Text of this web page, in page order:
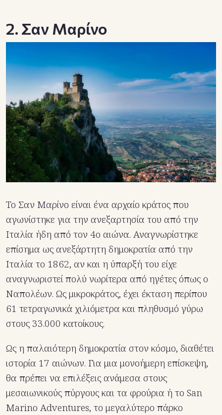
2. Σαν Μαρίνο
Το Σαν Μαρίνο είναι ένα αρχαίο κράτος που
αγωνίστηκε για την ανεξαρτησία του από την
Ιταλία ήδη από τον 4ο αιώνα. Αναγνωρίστηκε
επίσημα ως ανεξάρτητη δημοκρατία από την
Ιταλία το 1862, αν και η ύπαρξή του είχε
αναγνωριστεί πολύ νωρίτερα από ηγέτες όπως ο
Ναπολέων. Ως μικροκράτος, έχει έκταση περίπου
61 τετραγωνικά χιλιόμετρα και πληθυσμό γύρω
στους 33.000 κατοίκους.
Ως η παλαιότερη δημοκρατία στον κόσμο, διαθέτει
ιστορία 17 αιώνων. Για μια μονοήμερη επίσκεψη,
θα πρέπει να επιλέξεις ανάμεσα στους
μεσαιωνικούς πύργους και τα φρούρια ή το San
Marino Adventures, το μεγαλύτερο πάρκο